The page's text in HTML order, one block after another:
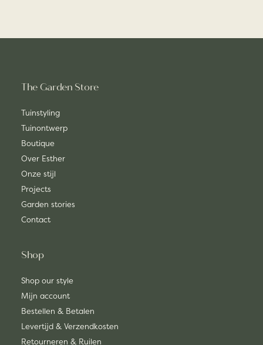
The Garden Store
Tuinstyling
Tuinontwerp
Boutique
Over Esther
Onze stijl
Projects
Garden stories
Contact
Shop
Shop our style
Mijn account
Bestellen & Betalen
Levertijd & Verzendkosten
Retourneren & Ruilen